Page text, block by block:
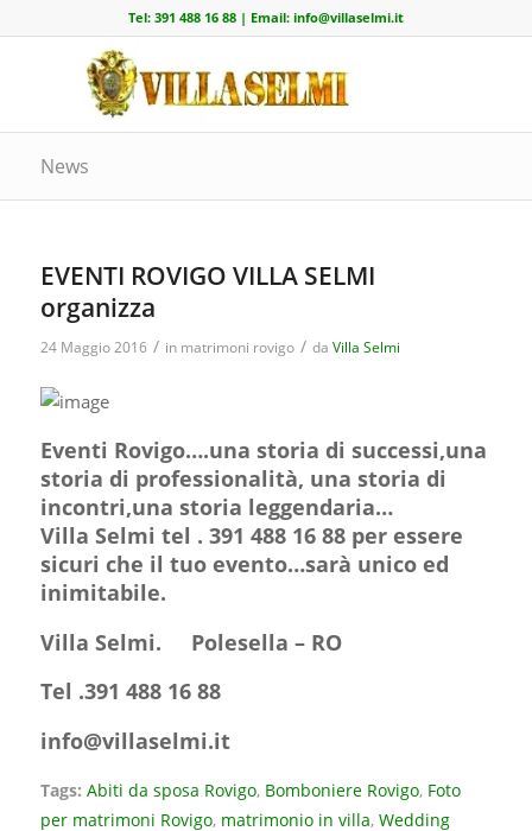
Tel: 391 488 16 88| Email: info@villaselmi.it
News
EVENTI ROVIGO VILLA SELMI
organizza
24 Maggio 2016 / in matrimoni rovigo / da Villa Selmi
Eventi Rovigo….una storia di successi,una
storia di professionalità, una storia di
incontri,una storia leggendaria…
Villa Selmi tel . 391 488 16 88 per essere
sicuri che il tuo evento…sarà unico ed
inimitabile.
Villa Selmi. Polesella – RO
Tel .391 488 16 88
info@villaselmi.it
Tags: Abiti da sposa Rovigo, Bomboniere Rovigo, Foto
per matrimoni Rovigo, matrimonio in villa, Wedding